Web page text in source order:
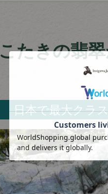
こたきの翡
日本で最大クラ